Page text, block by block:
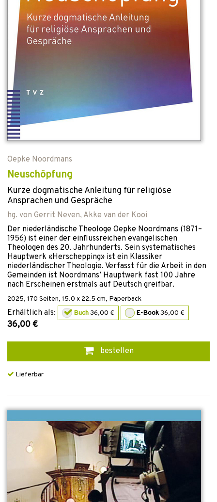
Oepke Noordmans
Neuschöpfung
Kurze dogmatische Anleitung für religiöse
Ansprachen und Gespräche
hg. von Gerrit Neven, Akke van der Kooi
Der niederländische Theologe Oepke Noordmans (1871–
1956) ist einer der einflussreichen evangelischen
Theologen des 20. Jahrhunderts. Sein systematisches
Hauptwerk «Herschepping» ist ein Klassiker
niederländischer Theologie. Verfasst für die Arbeit in den
Gemeinden ist Noordmans’ Hauptwerk fast 100 Jahre
nach Erscheinen erstmals auf Deutsch greifbar.
2025, 170 Seiten, 15.0 x 22.5 cm, Paperback
Erhältlich als: Buch36,00 € E-Book36,00 €
36,00 €
bestellen
Lieferbar